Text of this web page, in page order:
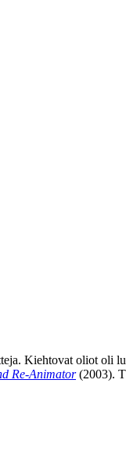
Kiehtovat oliot oli
Re‑Animator(2003).